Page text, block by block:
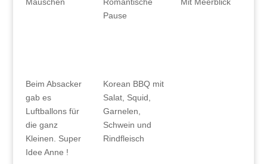
Mäuschen
Romantische
Pause
Mit Meerblick
Beim Absacker
gab es
Luftballons für
die ganz
Kleinen. Super
Idee Anne !
Korean BBQ mit
Salat, Squid,
Garnelen,
Schwein und
Rindfleisch